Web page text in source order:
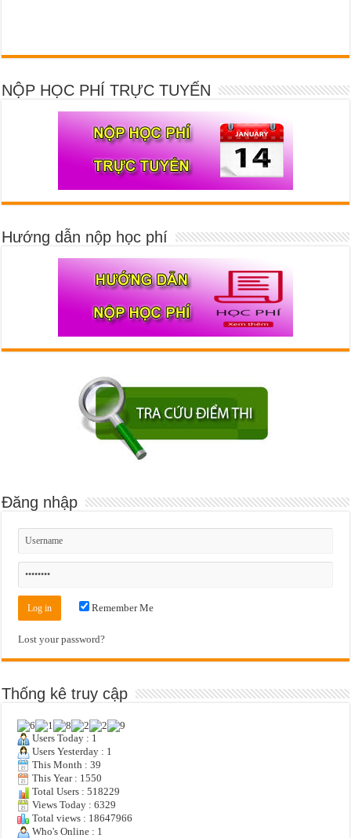
NỘP HỌC PHÍ TRỰC TUYẾN
Hướng dẫn nộp học phí
Đăng nhập
Remember Me
Lost your password?
Thống kê truy cập
Users Today : 1
Users Yesterday : 1
This Month : 39
This Year : 1550
Total Users : 518229
Views Today : 6329
Total views : 18647966
Who's Online : 1